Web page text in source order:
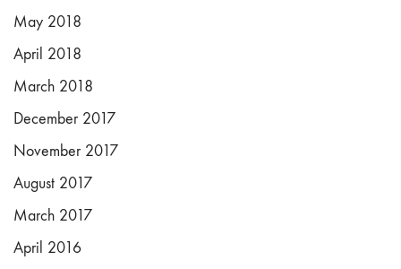
May 2018
April 2018
March 2018
December 2017
November 2017
August 2017
March 2017
April 2016